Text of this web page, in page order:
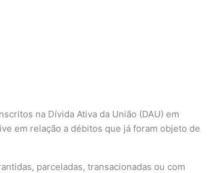
na Dívida Ativa da União (DAU) em
em relação a débitos que já foram objeto de
parceladas, transacionadas ou com